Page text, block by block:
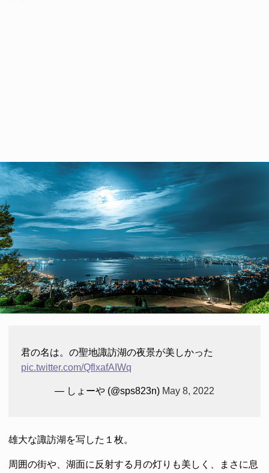
君の名は。の聖地諏訪湖の夜景が美しかった
pic.twitter.com/QflxafAIWq
— しょーや (@sps823n) May 8, 2022
雄大な諏訪湖を写した１枚。
周囲の街や、湖面に反射する月の灯りも美しく、まさに息